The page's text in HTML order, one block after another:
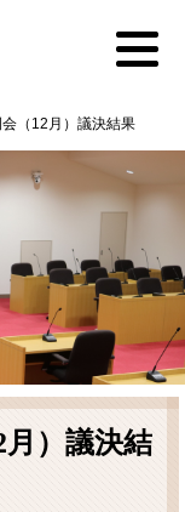
（12月）議決結果
月）議決結